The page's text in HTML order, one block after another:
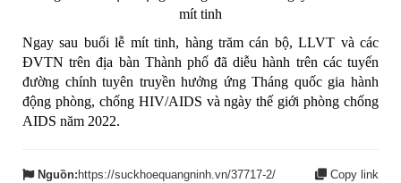
mít tinh
Ngay sau buổi lễ mít tinh, hàng trăm cán bộ, LLVT và các
ĐVTN trên địa bàn Thành phố đã diễu hành trên các tuyến
đường chính tuyên truyền hưởng ứng Tháng quốc gia hành
động phòng, chống HIV/AIDS và ngày thế giới phòng chống
AIDS năm 2022.
Nguồn:https://suckhoequangninh.vn/37717-2/
Copy link